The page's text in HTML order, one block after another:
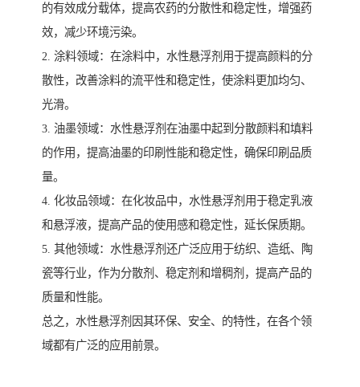
的有效成分载体，提高农药的分散性和稳定性，增强药
效，减少环境污染。
2. 涂料领域：在涂料中，水性悬浮剂用于提高颜料的分
散性，改善涂料的流平性和稳定性，使涂料更加均匀、
光滑。
3. 油墨领域：水性悬浮剂在油墨中起到分散颜料和填料
的作用，提高油墨的印刷性能和稳定性，确保印刷品质
量。
4. 化妆品领域：在化妆品中，水性悬浮剂用于稳定乳液
和悬浮液，提高产品的使用感和稳定性，延长保质期。
5. 其他领域：水性悬浮剂还广泛应用于纺织、造纸、陶
瓷等行业，作为分散剂、稳定剂和增稠剂，提高产品的
质量和性能。
总之，水性悬浮剂因其环保、安全、的特性，在各个领
域都有广泛的应用前景。